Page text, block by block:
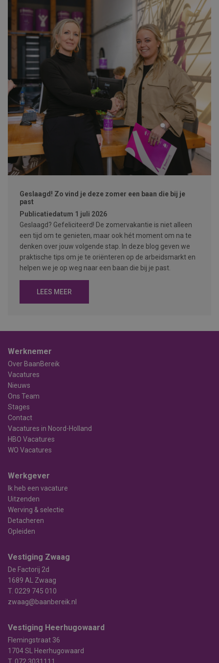
Geslaagd! Zo vind je deze zomer een baan die bij je
past
Publicatiedatum 1 juli 2026
Geslaagd? Gefeliciteerd! De zomervakantie is niet alleen
een tijd om te genieten, maar ook hét moment om na te
denken over jouw volgende stap. In deze blog geven we
praktische tips om je te oriënteren op de arbeidsmarkt en
helpen we je op weg naar een baan die bij je past.
LEES MEER
Werknemer
Over BaanBereik
Vacatures
Nieuws
Ons Team
Stages
Contact
Vacatures in Noord-Holland
HBO Vacatures
WO Vacatures
Werkgever
Ik heb een vacature
Uitzenden
Werving & selectie
Detacheren
Opleiden
Vestiging Zwaag
De Factorij 2d
1689 AL Zwaag
T. 0229 745 010
zwaag@baanbereik.nl
Vestiging Heerhugowaard
Flemingstraat 36
1704 SL Heerhugowaard